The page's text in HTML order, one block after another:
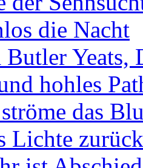
die Nacht
Yeats,
hohles
das
Lichte zurück